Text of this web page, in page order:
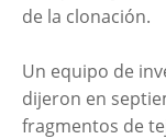
de la clonación.
Un equipo de
dijeron en
fragmentos de